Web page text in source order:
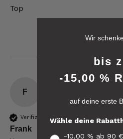
Top
F
Verifizierter Käufer
Frank
rating
Verifizierter Kunde
Der Schinken
Wir
bis
-15,00 %
auf deine erste
Wähle deine
-10,00 % ab 90 €